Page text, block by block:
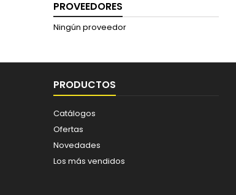
PROVEEDORES
Ningún proveedor
PRODUCTOS
Catálogos
Ofertas
Novedades
Los más vendidos